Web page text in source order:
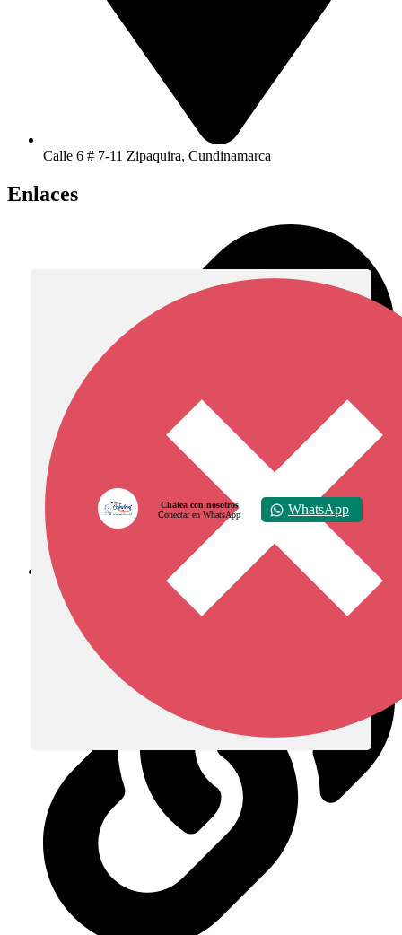
Calle 6 # 7-11 Zipaquira, Cundinamarca
Enlaces
Diócesis de Zipaquirá
Chatea con nosotros
Conectar en WhatsApp
WhatsApp